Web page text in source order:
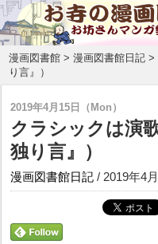
漫画図書館 >漫画図書館日記 >
り言』）
2019年4月15日（Mon）
クラシックは演
独り言』）
漫画図書館日記 / 2019年4